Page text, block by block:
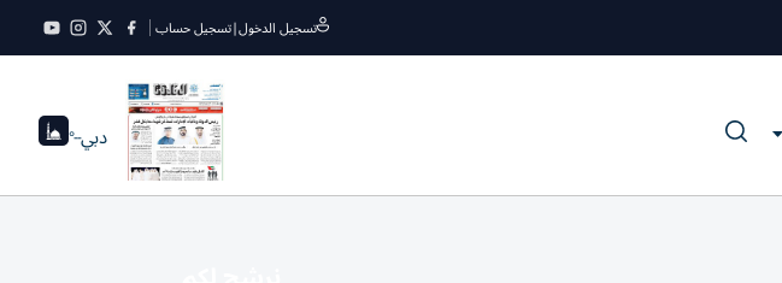
تسجيل الدخول|تسجيل حساب
دبي--°